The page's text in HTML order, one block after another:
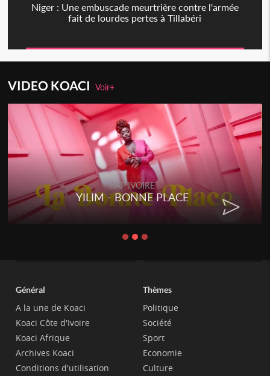
Niger : Une embuscade meurtrière contre l'armée
fait de lourdes pertes à Tillabéri
VIDEO KOACIVoir+
RAP IVOIRE
YILIM - BONNE PLACE
Général
A la une de Koaci
Koaci Côte d'Ivoire
Koaci Afrique
Archives Koaci
Conditions d'utilisation
Thèmes
Politique
Société
Sport
Economie
Culture